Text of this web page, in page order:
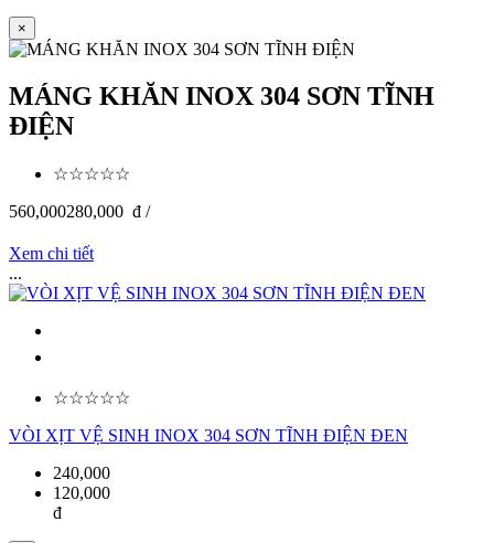
×
MÁNG KHĂN INOX 304 SƠN TĨNH
ĐIỆN
☆☆☆☆☆
560,000280,000 đ /
Xem chi tiết
...
☆☆☆☆☆
VÒI XỊT VỆ SINH INOX 304 SƠN TĨNH ĐIỆN ĐEN
240,000
120,000
đ